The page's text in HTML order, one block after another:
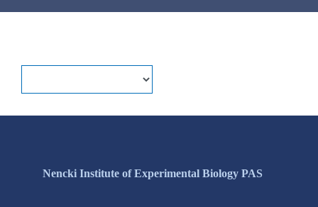
Nencki Institute of Experimental Biology PAS